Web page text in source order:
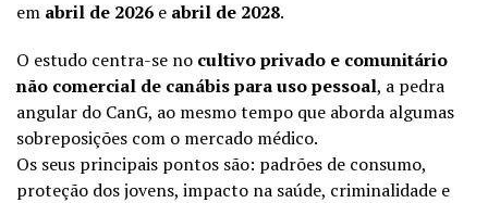
em abril de 2026 e abril de 2028.
O estudo centra-se no cultivo privado e comunitário
não comercial de canábis para uso pessoal, a pedra
angular do CanG, ao mesmo tempo que aborda algumas
sobreposições com o mercado médico.
Os seus principais pontos são: padrões de consumo,
proteção dos jovens, impacto na saúde, criminalidade e